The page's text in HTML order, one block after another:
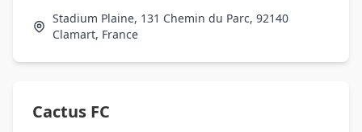
Stadium Plaine, 131 Chemin du Parc, 92140
Clamart, France
Cactus FC